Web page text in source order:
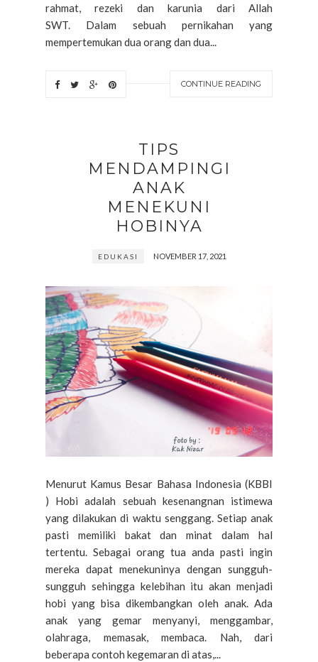
rahmat, rezeki dan karunia dari Allah
SWT. Dalam sebuah pernikahan yang
mempertemukan dua orang dan dua...
CONTINUE READING
TIPS
MENDAMPINGI
ANAK
MENEKUNI
HOBINYA
EDUKASI NOVEMBER 17, 2021
Menurut Kamus Besar Bahasa Indonesia (KBBI
) Hobi adalah sebuah kesenangnan istimewa
yang dilakukan di waktu senggang. Setiap anak
pasti memiliki bakat dan minat dalam hal
tertentu. Sebagai orang tua anda pasti ingin
mereka dapat menekuninya dengan sungguh-
sungguh sehingga kelebihan itu akan menjadi
hobi yang bisa dikembangkan oleh anak. Ada
anak yang gemar menyanyi, menggambar,
olahraga, memasak, membaca. Nah, dari
beberapa contoh kegemaran di atas,...